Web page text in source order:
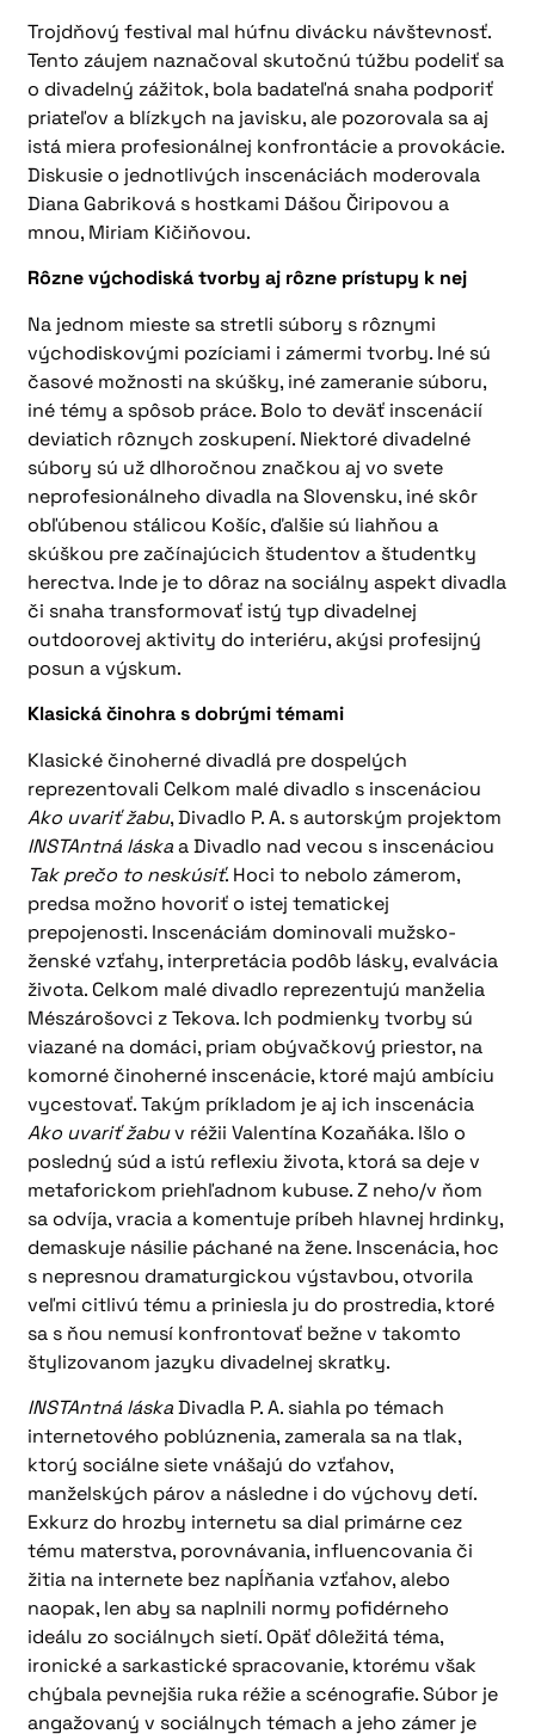
Trojdňový festival mal húfnu divácku návštevnosť.
Tento záujem naznačoval skutočnú túžbu podeliť sa
o divadelný zážitok, bola badateľná snaha podporiť
priateľov a blízkych na javisku, ale pozorovala sa aj
istá miera profesionálnej konfrontácie a provokácie.
Diskusie o jednotlivých inscenáciách moderovala
Diana Gabriková s hostkami Dášou Čiripovou a
mnou, Miriam Kičiňovou.
Rôzne východiská tvorby aj rôzne prístupy k nej
Na jednom mieste sa stretli súbory s rôznymi
východiskovými pozíciami i zámermi tvorby. Iné sú
časové možnosti na skúšky, iné zameranie súboru,
iné témy a spôsob práce. Bolo to deväť inscenácií
deviatich rôznych zoskupení. Niektoré divadelné
súbory sú už dlhoročnou značkou aj vo svete
neprofesionálneho divadla na Slovensku, iné skôr
obľúbenou stálicou Košíc, ďalšie sú liahňou a
skúškou pre začínajúcich študentov a študentky
herectva. Inde je to dôraz na sociálny aspekt divadla
či snaha transformovať istý typ divadelnej
outdoorovej aktivity do interiéru, akýsi profesijný
posun a výskum.
Klasická činohra s dobrými témami
Klasické činoherné divadlá pre dospelých
reprezentovali Celkom malé divadlo s inscenáciou
Ako uvariť žabu, Divadlo P. A. s autorským projektom
INSTAntná láskaa Divadlo nad vecou s inscenáciou
Tak prečo to neskúsiť. Hoci to nebolo zámerom,
predsa možno hovoriť o istej tematickej
prepojenosti. Inscenáciám dominovali mužsko-
ženské vzťahy, interpretácia podôb lásky, evalvácia
života. Celkom malé divadlo reprezentujú manželia
Mészárošovci z Tekova. Ich podmienky tvorby sú
viazané na domáci, priam obývačkový priestor, na
komorné činoherné inscenácie, ktoré majú ambíciu
vycestovať. Takým príkladom je aj ich inscenácia
Ako uvariť žabuv réžii Valentína Kozaňáka. Išlo o
posledný súd a istú reflexiu života, ktorá sa deje v
metaforickom priehľadnom kubuse. Z neho/v ňom
sa odvíja, vracia a komentuje príbeh hlavnej hrdinky,
demaskuje násilie páchané na žene. Inscenácia, hoc
s nepresnou dramaturgickou výstavbou, otvorila
veľmi citlivú tému a priniesla ju do prostredia, ktoré
sa s ňou nemusí konfrontovať bežne v takomto
štylizovanom jazyku divadelnej skratky.
INSTAntná láskaDivadla P. A. siahla po témach
internetového poblúznenia, zamerala sa na tlak,
ktorý sociálne siete vnášajú do vzťahov,
manželských párov a následne i do výchovy detí.
Exkurz do hrozby internetu sa dial primárne cez
tému materstva, porovnávania, influencovania či
žitia na internete bez napĺňania vzťahov, alebo
naopak, len aby sa naplnili normy pofidérneho
ideálu zo sociálnych sietí. Opäť dôležitá téma,
ironické a sarkastické spracovanie, ktorému však
chýbala pevnejšia ruka réžie a scénografie. Súbor je
angažovaný v sociálnych témach a jeho zámer je